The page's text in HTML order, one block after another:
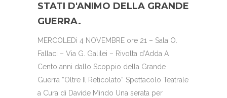
STATI D'ANIMO DELLA GRANDE
GUERRA.
MERCOLEDì 4 NOVEMBRE ore 21 – Sala O.
Fallaci – Via G. Galilei – Rivolta d’Adda A
Cento anni dallo Scoppio della Grande
Guerra “Oltre Il Reticolato” Spettacolo Teatrale
a Cura di Davide Mindo Una serata per